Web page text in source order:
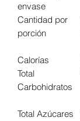
envase
Cantidad por
porción
Calorías
Total
Carbohidratos
Total Azúcares